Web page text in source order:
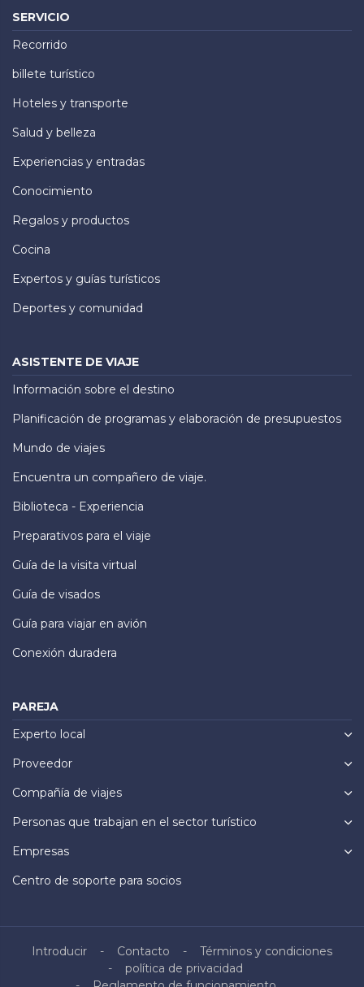
SERVICIO
Recorrido
billete turístico
Hoteles y transporte
Salud y belleza
Experiencias y entradas
Conocimiento
Regalos y productos
Cocina
Expertos y guías turísticos
Deportes y comunidad
ASISTENTE DE VIAJE
Información sobre el destino
Planificación de programas y elaboración de presupuestos
Mundo de viajes
Encuentra un compañero de viaje.
Biblioteca - Experiencia
Preparativos para el viaje
Guía de la visita virtual
Guía de visados
Guía para viajar en avión
Conexión duradera
PAREJA
Experto local
Proveedor
Compañía de viajes
Personas que trabajan en el sector turístico
Empresas
Centro de soporte para socios
Introducir Contacto
Términos y condiciones
política de privacidad